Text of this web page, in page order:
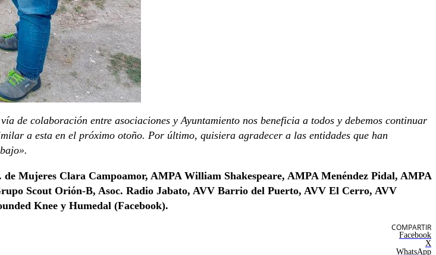
vía de colaboración entre asociaciones y Ayuntamiento nos beneficia a todos y debemos continuar
a esta en el próximo otoño. Por último, quisiera agradecer a las entidades que han
de Mujeres Clara Campoamor, AMPA William Shakespeare, AMPA Menéndez Pidal, AMPA
Scout Orión-B, Asoc. Radio Jabato, AVV Barrio del Puerto, AVV El Cerro, AVV
Knee y Humedal (Facebook).
COMPARTIR
Facebook
X
WhatsApp